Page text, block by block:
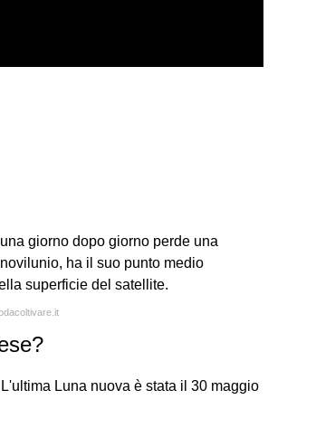
giorno dopo giorno perde una
ha il suo punto medio
superficie del satellite.
Luna nuova è stata il 30 maggio